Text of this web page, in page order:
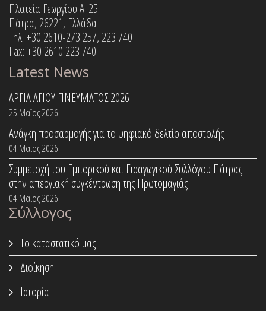
Πλατεία Γεωργίου Α' 25
Πάτρα, 26221, Ελλάδα
Τηλ. +30 2610-273 257, 223 740
Fax: +30 2610 223 740
Latest News
ΑΡΓΙΑ ΑΓΙΟΥ ΠΝΕΥΜΑΤΟΣ 2026
25 Μαϊος 2026
Ανάγκη προσαρμογής για το ψηφιακό δελτίο αποστολής
04 Μαϊος 2026
Συμμετοχή του Εμπορικού και Εισαγωγικού Συλλόγου Πάτρας
στην απεργιακή συγκέντρωση της Πρωτομαγιάς
04 Μαϊος 2026
Σύλλογος
Το καταστατικό μας
Διοίκηση
Ιστορία